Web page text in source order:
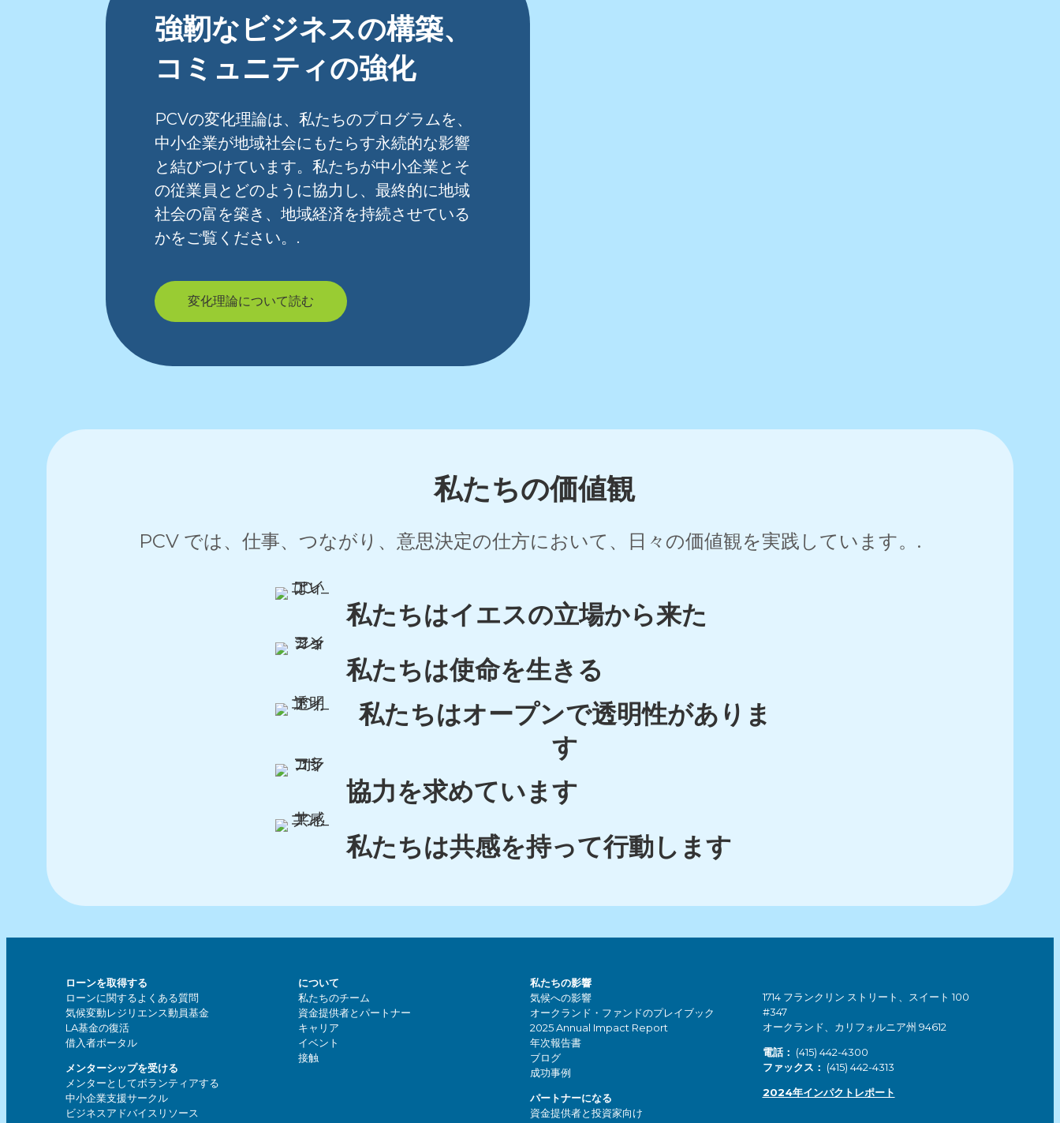
強靭なビジネスの構築、
コミュニティの強化
PCVの変化理論は、私たちのプログラムを、
中小企業が地域社会にもたらす永続的な影響
と結びつけています。私たちが中小企業とそ
の従業員とどのように協力し、最終的に地域
社会の富を築き、地域経済を持続させている
かをご覧ください。.
変化理論について読む
私たちの価値観
PCV では、仕事、つながり、意思決定の仕方において、日々の価値観を実践しています。.
私たちはイエスの立場から来た
私たちは使命を生きる
私たちはオープンで透明性がありま
す
協力を求めています
私たちは共感を持って行動します
ローンを取得する
ローンに関するよくある質問
気候変動レジリエンス動員基金
LA基金の復活
借入者ポータル
メンターシップを受ける
メンターとしてボランティアする
中小企業支援サークル
ビジネスアドバイスリソース
について
私たちのチーム
資金提供者とパートナー
キャリア
イベント
接触
私たちの影響
気候への影響
オークランド・ファンドのプレイブック
2025 Annual Impact Report
年次報告書
ブログ
成功事例
パートナーになる
資金提供者と投資家向け
1714 フランクリン ストリート、スイート 100
#347
オークランド、カリフォルニア州 94612
電話： (415) 442-4300
ファックス： (415) 442-4313
2024年インパクトレポート